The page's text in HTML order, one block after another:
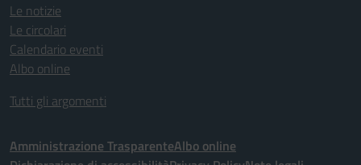
Le notizie
Le circolari
Calendario eventi
Albo online
Tutti gli argomenti
Amministrazione TrasparenteAlbo online